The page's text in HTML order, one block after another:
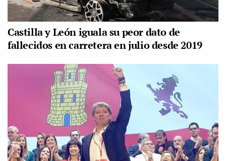
Castilla y León iguala su peor dato de
fallecidos en carretera en julio desde 2019